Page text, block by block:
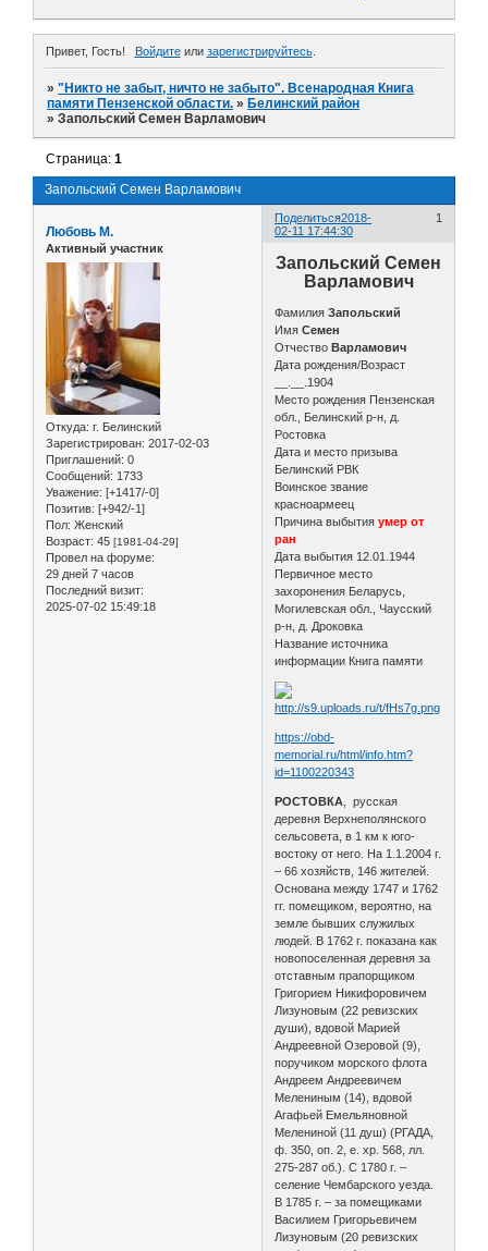
Привет, Гость! Войдитеили зарегистрируйтесь.
»"Никто не забыт, ничто не забыто". Всенародная Книга
памяти Пензенской области. » Белинский район
»Запольский Семен Варламович
Запольский Семен Варламович
Страница:1
Поделиться 1
2018-
02-11 17:44:30
Любовь М.
Активный участник
Откуда: г. Белинский
Зарегистрирован: 2017-02-03
Приглашений: 0
Сообщений: 1733
Уважение: [+1417/-0]
Позитив: [+942/-1]
Пол: Женский
Возраст: 45 [1981-04-29]
Провел на форуме:
29 дней 7 часов
Последний визит:
2025-07-02 15:49:18
Запольский Семен
Варламович
ФамилияЗапольский
ИмяСемен
ОтчествоВарламович
Дата рождения/Возраст
__.__.1904
Место рождения Пензенская
обл., Белинский р-н, д.
Ростовка
Дата и место призыва
Белинский РВК
Воинское звание
красноармеец
Причина выбытияумер от
ран
Дата выбытия 12.01.1944
Первичное место
захоронения Беларусь,
Могилевская обл., Чаусский
р-н, д. Дроковка
Название источника
информации Книга памяти
https://obd-
memorial.ru/html/info.htm?
id=1100220343
РОСТОВКА , русская
деревня Верхнеполянского
сельсовета, в 1 км к юго-
востоку от него. На 1.1.2004 г.
– 66 хозяйств, 146 жителей.
Основана между 1747 и 1762
гг. помещиком, вероятно, на
земле бывших служилых
людей. В 1762 г. показана как
новопоселенная деревня за
отставным прапорщиком
Григорием Никифоровичем
Лизуновым (22 ревизских
души), вдовой Марией
Андреевной Озеровой (9),
поручиком морского флота
Андреем Андреевичем
Мелениным (14), вдовой
Агафьей Емельяновной
Мелениной (11 душ) (РГАДА,
ф. 350, оп. 2, е. хр. 568, лл.
275-287 об.). С 1780 г. –
селение Чембарского уезда.
В 1785 г. – за помещиками
Василием Григорьевичем
Лизуновым (20 ревизских